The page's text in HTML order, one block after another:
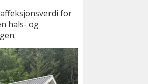
for
hals- og